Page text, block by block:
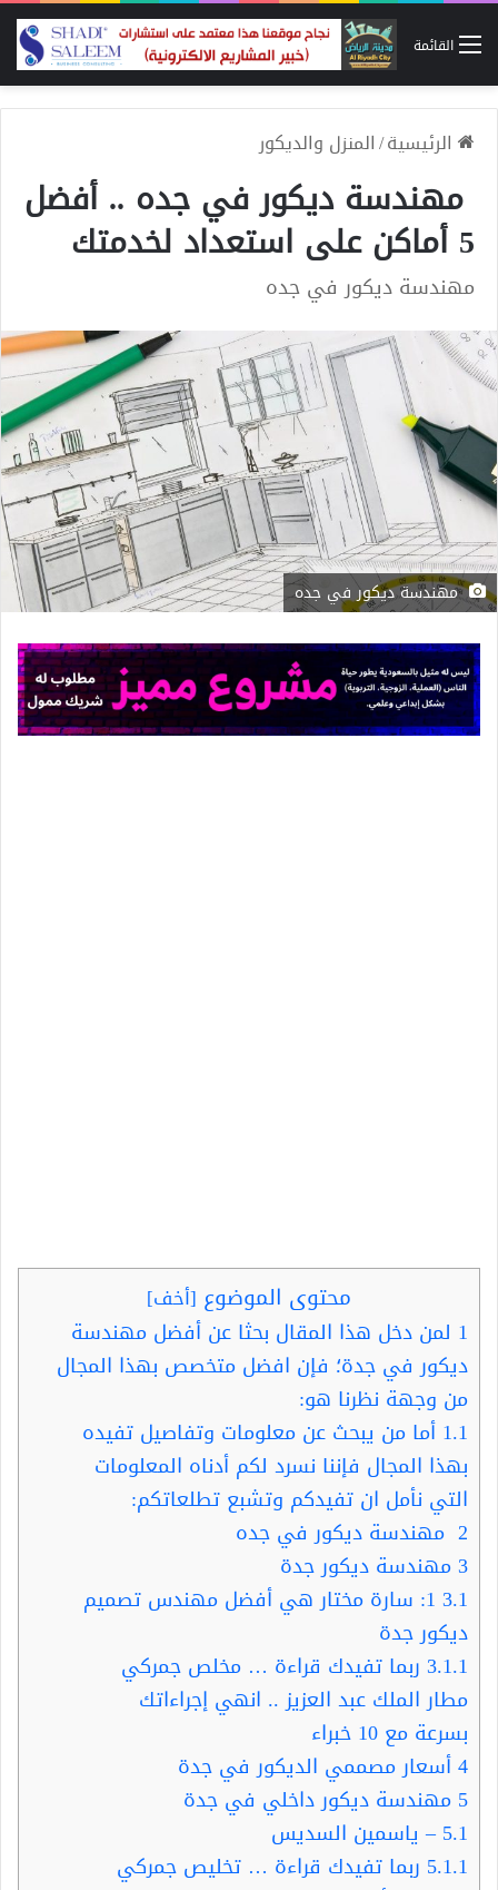
القائمة
الرئيسية/المنزل والديكور
مهندسة ديكور في جده .. أفضل
5 أماكن على استعداد لخدمتك
مهندسة ديكور في جده
مهندسة ديكور في جده
محتوى الموضوع [أخف]
1 لمن دخل هذا المقال بحثا عن أفضل مهندسة
ديكور في جدة؛ فإن افضل متخصص بهذا المجال
من وجهة نظرنا هو:
1.1 أما من يبحث عن معلومات وتفاصيل تفيده
بهذا المجال فإننا نسرد لكم أدناه المعلومات
التي نأمل ان تفيدكم وتشبع تطلعاتكم:
2 مهندسة ديكور في جده
3مهندسة ديكور جدة
3.1 ‫1: سارة مختار هي أفضل مهندس تصميم
ديكور جدة
3.1.1 ربما تفيدك قراءة … مخلص جمركي
مطار الملك عبد العزيز .. انهي إجراءاتك
بسرعة مع 10 خبراء
4أسعار مصممي الديكور في جدة
5 مهندسة ديكور داخلي في جدة
5.1– ياسمين السديس
5.1.1 ربما تفيدك قراءة … تخليص جمركي